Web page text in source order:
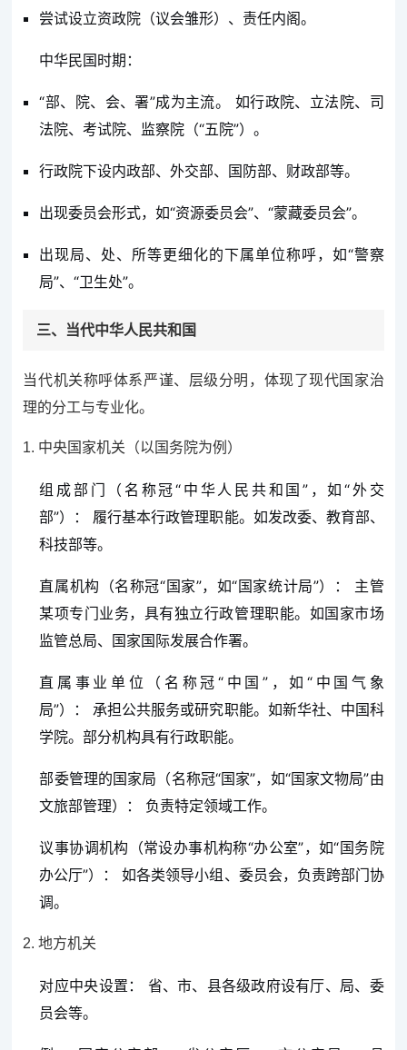
尝试设立资政院（议会雏形）、责任内阁。
中华民国时期：
“部、院、会、署”成为主流。 如行政院、立法院、司
法院、考试院、监察院（“五院”）。
行政院下设内政部、外交部、国防部、财政部等。
出现委员会形式，如“资源委员会”、“蒙藏委员会”。
出现局、处、所等更细化的下属单位称呼，如“警察
局”、“卫生处”。
三、当代中华人民共和国
当代机关称呼体系严谨、层级分明，体现了现代国家治
理的分工与专业化。
1. 中央国家机关（以国务院为例）
组成部门（名称冠“中华人民共和国”，如“外交
部”）： 履行基本行政管理职能。如发改委、教育部、
科技部等。
直属机构（名称冠“国家”，如“国家统计局”）： 主管
某项专门业务，具有独立行政管理职能。如国家市场
监管总局、国家国际发展合作署。
直属事业单位（名称冠“中国”，如“中国气象
局”）： 承担公共服务或研究职能。如新华社、中国科
学院。部分机构具有行政职能。
部委管理的国家局（名称冠“国家”，如“国家文物局”由
文旅部管理）： 负责特定领域工作。
议事协调机构（常设办事机构称“办公室”，如“国务院
办公厅”）： 如各类领导小组、委员会，负责跨部门协
调。
2. 地方机关
对应中央设置： 省、市、县各级政府设有厅、局、委
员会等。